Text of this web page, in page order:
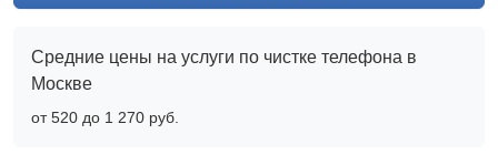
Средние цены на услуги по чистке телефона в
Москве
от 520 до 1 270 pyб.